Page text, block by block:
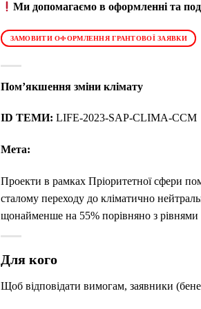
Ми допомагаємо в оформленні та
ЗАМОВИТИ ОФОРМЛЕННЯ ГРАНТОВОЇ ЗАЯВКИ
Пом’якшення зміни клімату
ID ТЕМИ: LIFE-2023-SAP-CLIMA-CCM
Мета:
Проекти в рамках Пріоритетної сфери
сталому переходу до кліматично
щонайменше на 55% порівняно з рівнями
Для кого
Щоб відповідати вимогам, заявники